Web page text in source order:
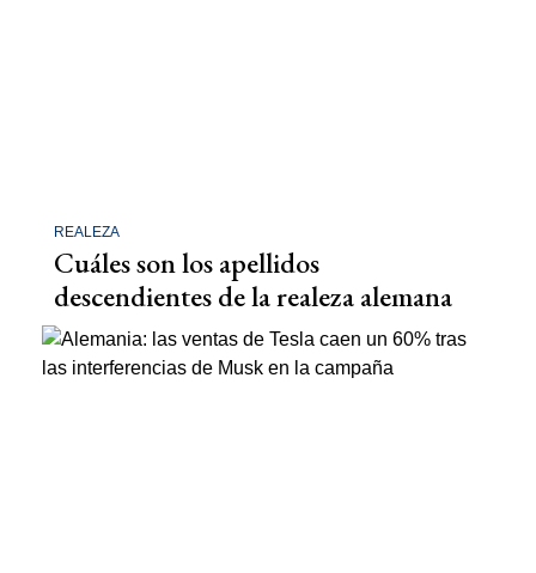
REALEZA
Cuáles son los apellidos
descendientes de la realeza alemana